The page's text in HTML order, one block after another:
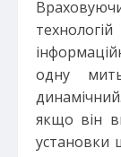
одну
якщо він
установки